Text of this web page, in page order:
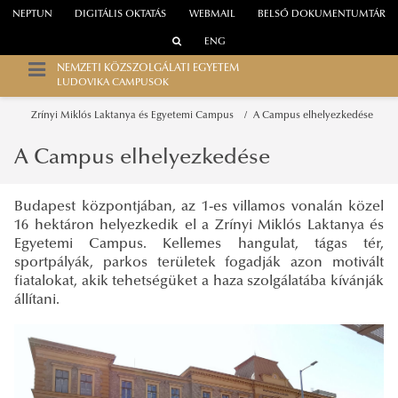
WEBMAIL
NEPTUN DIGITÁLIS OKTATÁS BELSŐ DOKUMENTUMTÁR
ENG
NEMZETI KÖZSZOLGÁLATI EGYETEM
LUDOVIKA CAMPUSOK
Zrínyi Miklós Laktanya és Egyetemi Campus A Campus elhelyezkedése
A Campus elhelyezkedése
Budapest központjában, az 1-es villamos vonalán közel
16 hektáron helyezkedik el a Zrínyi Miklós Laktanya és
Egyetemi Campus. Kellemes hangulat, tágas tér,
sportpályák, parkos területek fogadják azon motivált
fiatalokat, akik tehetségüket a haza szolgálatába kívánják
állítani.